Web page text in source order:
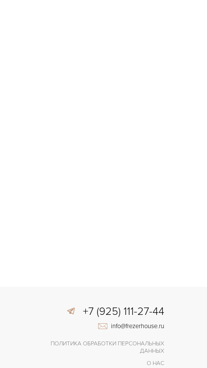
+7 (925) 111-27-44
info@frezerhouse.ru
ПОЛИТИКА ОБРАБОТКИ ПЕРСОНАЛЬНЫХ
ДАННЫХ
О НАС